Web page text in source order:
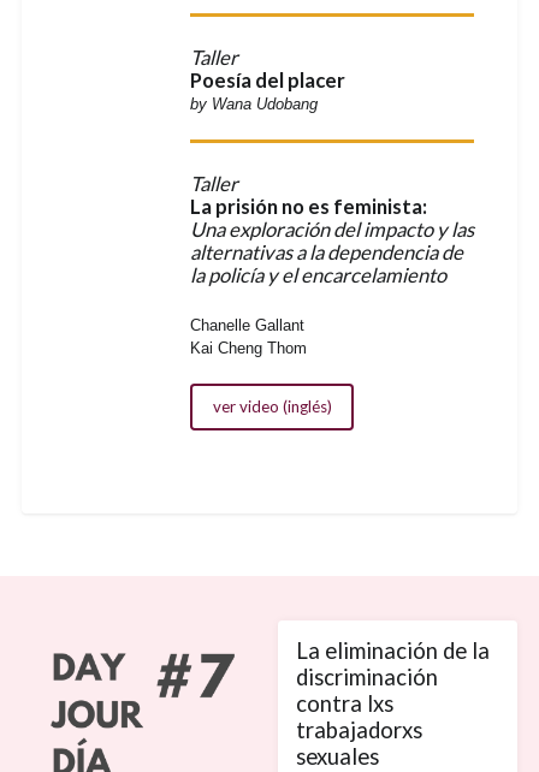
Taller
Poesía del placer
by Wana Udobang
Taller
La prisión no es feminista:
Una exploración del impacto y las
alternativas a la dependencia de
la policía y el encarcelamiento
Chanelle Gallant
Kai Cheng Thom
ver video (inglés)
La eliminación de la
discriminación
contra lxs
trabajadorxs
sexuales